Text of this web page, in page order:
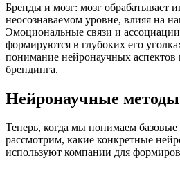
Бренды и мозг: мозг обрабатывает
неосознаваемом уровне, влияя на
Эмоциональные связи и
формируются в глубоких его
понимание нейронаучных аспектов
брендинга.
Нейронаучные методы
Теперь, когда мы понимаем базовые
рассмотрим, какие конкретные
используют компании для